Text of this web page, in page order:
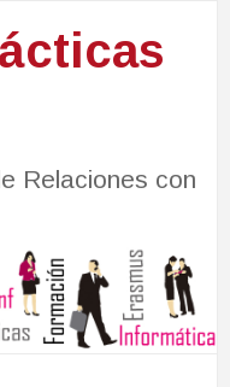
Relaciones con